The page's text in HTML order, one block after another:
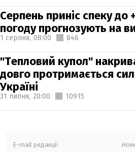
Серпень приніс спеку до
погоду прогнозують на
1 серпня, 08:00 846
"Тепловий купол"
довго протримається
Україні
31 липня, 20:00 10915
E-mail редакції